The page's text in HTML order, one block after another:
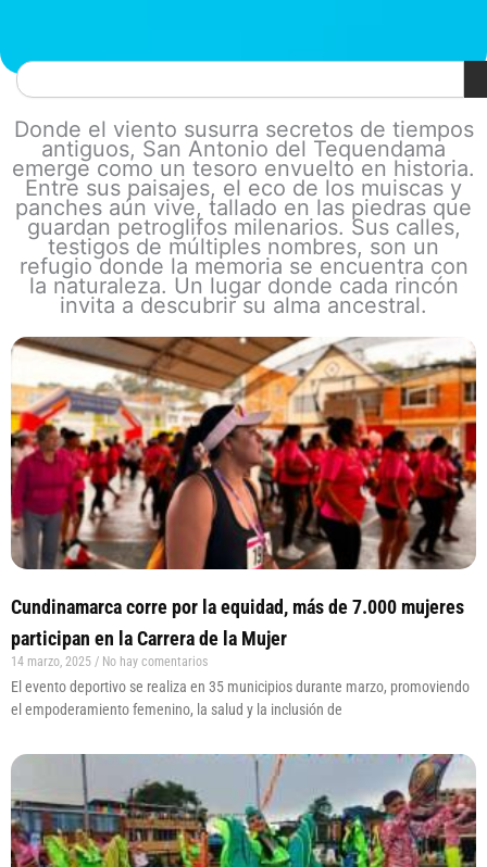
Search
Donde el viento susurra secretos de tiempos
antiguos, San Antonio del Tequendama
emerge como un tesoro envuelto en historia.
Entre sus paisajes, el eco de los muiscas y
panches aún vive, tallado en las piedras que
guardan petroglifos milenarios. Sus calles,
testigos de múltiples nombres, son un
refugio donde la memoria se encuentra con
la naturaleza. Un lugar donde cada rincón
invita a descubrir su alma ancestral.
Cundinamarca corre por la equidad, más de 7.000 mujeres
participan en la Carrera de la Mujer
14 marzo, 2025 No hay comentarios
El evento deportivo se realiza en 35 municipios durante marzo, promoviendo
el empoderamiento femenino, la salud y la inclusión de